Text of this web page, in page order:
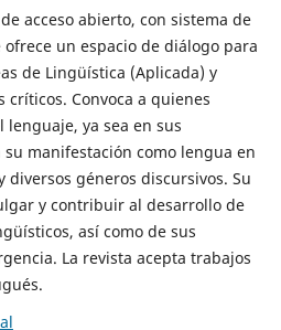
acceso abierto, con sistema de
un espacio de diálogo para
de Lingüística (Aplicada) y
Convoca a quienes
ya sea en sus
manifestación como lengua en
diversos géneros discursivos. Su
y contribuir al desarrollo de
así como de sus
La revista acepta trabajos